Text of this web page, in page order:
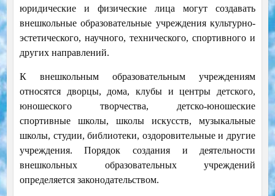
юридические и физические лица могут создавать
внешкольные образовательные учреждения культурно-
эстетического, научного, технического, спортивного и
других направлений.
К внешкольным образовательным учреждениям
относятся дворцы, дома, клубы и центры детского,
юношеского творчества, детско-юношеские
спортивные школы, школы искусств, музыкальные
школы, студии, библиотеки, оздоровительные и другие
учреждения. Порядок создания и деятельности
внешкольных образовательных учреждений
определяется законодательством.